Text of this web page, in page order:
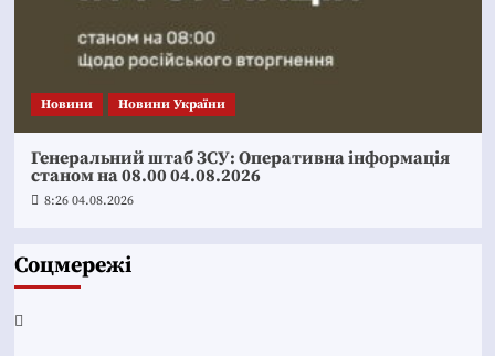
Новини Новини України
Генеральний штаб ЗСУ: Оперативна інформація
станом на 08.00 04.08.2026
8:26 04.08.2026
Соцмережі
Facebook